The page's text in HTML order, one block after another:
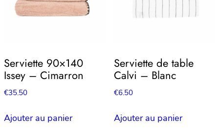
Serviette 90×140
Issey – Cimarron
€35.50
Ajouter au panier
Serviette de table
Calvi – Blanc
€6.50
Ajouter au panier